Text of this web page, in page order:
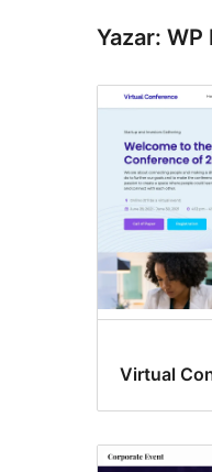
Yazar:
Virtual